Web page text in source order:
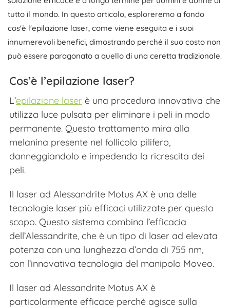
tutto il mondo. In questo articolo, esploreremo a fondo
cos'è l'epilazione laser, come viene eseguita e i suoi
innumerevoli benefici, dimostrando perché il suo costo non
può essere paragonato a quello di una ceretta tradizionale.
Cos’è l’epilazione laser?
L’epilazione laser è una procedura innovativa che
utilizza luce pulsata per eliminare i peli in modo
permanente. Questo trattamento mira alla
melanina presente nel follicolo pilifero,
danneggiandolo e impedendo la ricrescita dei
peli.
Il laser ad Alessandrite Motus AX è una delle
tecnologie laser più efficaci utilizzate per questo
scopo. Questo sistema combina l’efficacia
dell’Alessandrite, che è un tipo di laser ad elevata
potenza con una lunghezza d’onda di 755 nm,
con l’innovativa tecnologia del manipolo Moveo.
Il laser ad Alessandrite Motus AX è
particolarmente efficace perché agisce sulla